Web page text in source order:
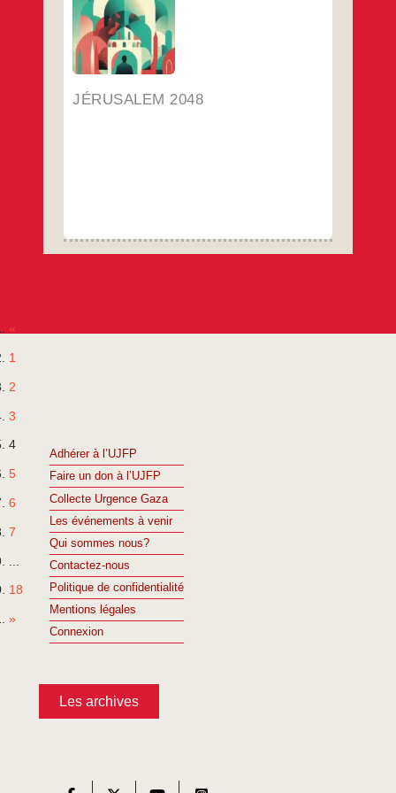
JÉRUSALEM 2048
célèbre le centenaire de son indépendance..
ou pas Ouvrage collectif orchestré par Loïc
«
1
2
3
4
5
6
7
18
»
Adhérer à l’UJFP
Faire un don à l’UJFP
Collecte Urgence Gaza
Les événements à venir
Qui sommes nous?
Contactez-nous
Politique de confidentialité
Mentions légales
Connexion
Les archives